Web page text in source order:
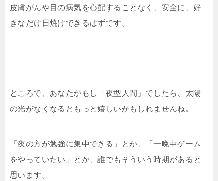
皮膚がんや目の病気を心配することなく、安全に、好
きなだけ日焼けできるはずです。
ところで、あなたがもし「夜型人間」でしたら、太陽
の光がなくなるともっと嬉しいかもしれませんね。
「夜の方が勉強に集中できる」とか、「一晩中ゲーム
をやっていたい」とか、誰でもそういう時期があると
思います。